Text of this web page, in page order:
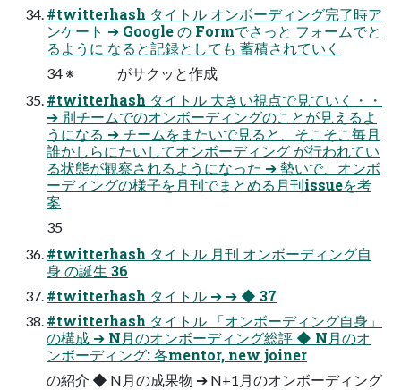
#twitterhash タイトル オンボーディング完了時ア
ンケート ➔ Google の Formでさっと フォームでと
るように なると記録としても 蓄積されていく
34 ※ がサクッと作成
#twitterhash タイトル 大きい視点で見ていく・・
➔ 別チームでのオンボーディングのことが見えるよ
うになる ➔ チームをまたいで見ると、そこそこ毎月
誰かしらにたいしてオンボーディング が行われてい
る状態が観察されるようになった ➔ 勢いで、オンボ
ーディングの様子を月刊でまとめる月刊issueを考
案
35
#twitterhash タイトル 月刊 オンボーディング自
身 の誕生 36
#twitterhash タイトル ➔ ➔ ◆ 37
#twitterhash タイトル 「オンボーディング自身」
の構成 ➔ N月のオンボーディング総評 ◆ N月のオ
ンボーディング: 各mentor, new joiner
の紹介 ◆ N月の成果物 ➔ N+1月のオンボーディング